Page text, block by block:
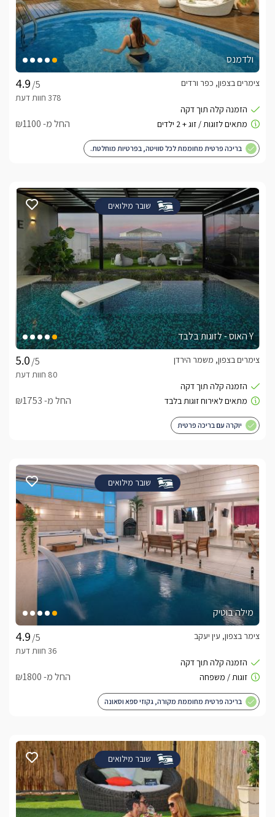
ולדמנס
/5
צימרים בצפון, כפר ורדים
החל מ- ₪1100
בריכה פרטית מחוממת לכל סוויטה, בפרטיות מוחלטת.
שובר מילואים
Y האוס - לזוגות בלבד
/5
צימרים בצפון, משמר הירדן
החל מ- ₪1753
יוקרה עם בריכה פרטית
שובר מילואים
מילה בוטיק
/5
צימר בצפון, עין יעקב
החל מ- ₪1800
בריכה פרטית מחוממת מקורה, גקוזי ספא וסאונה
שובר מילואים